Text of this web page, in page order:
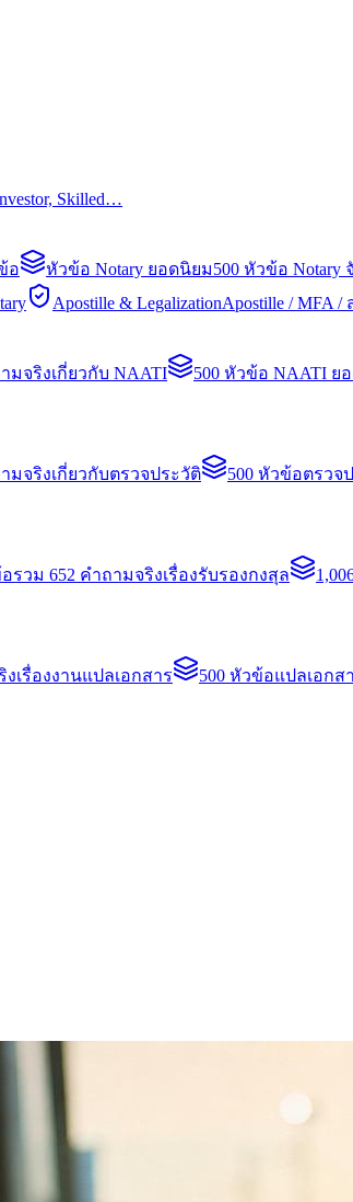
Skilled…
อ หัวข้อ Notary ยอดนิยม500 หัวข้อ Notary
Apostille & LegalizationApostille / MFA
มจริงเกี่ยวกับ NAATI 500 หัวข้อ NAATI ย
มจริงเกี่ยวกับตรวจประวัติ 500 หัวข้อตรวจ
รวม 652 คำถามจริงเรื่องรับรองกงสุล
เรื่องงานแปลเอกสาร 500 หัวข้อแปลเอกส